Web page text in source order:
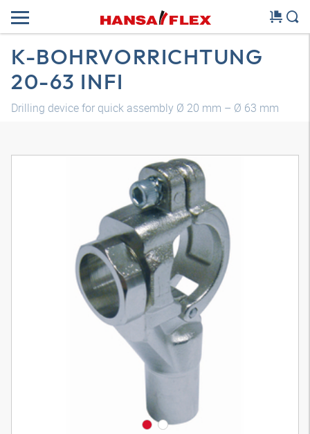
K-BOHRVORRICHTUNG
20-63 INFI
Drilling device for quick assembly Ø 20 mm – Ø 63 mm